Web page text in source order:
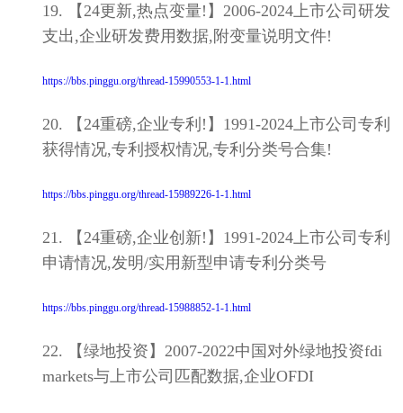
19. 【24更新,热点变量!】2006-2024上市公司研发
支出,企业研发费用数据,附变量说明文件!
https://bbs.pinggu.org/thread-15990553-1-1.html
20. 【24重磅,企业专利!】1991-2024上市公司专利
获得情况,专利授权情况,专利分类号合集!
https://bbs.pinggu.org/thread-15989226-1-1.html
21. 【24重磅,企业创新!】1991-2024上市公司专利
申请情况,发明/实用新型申请专利分类号
https://bbs.pinggu.org/thread-15988852-1-1.html
22. 【绿地投资】2007-2022中国对外绿地投资fdi
markets与上市公司匹配数据,企业OFDI